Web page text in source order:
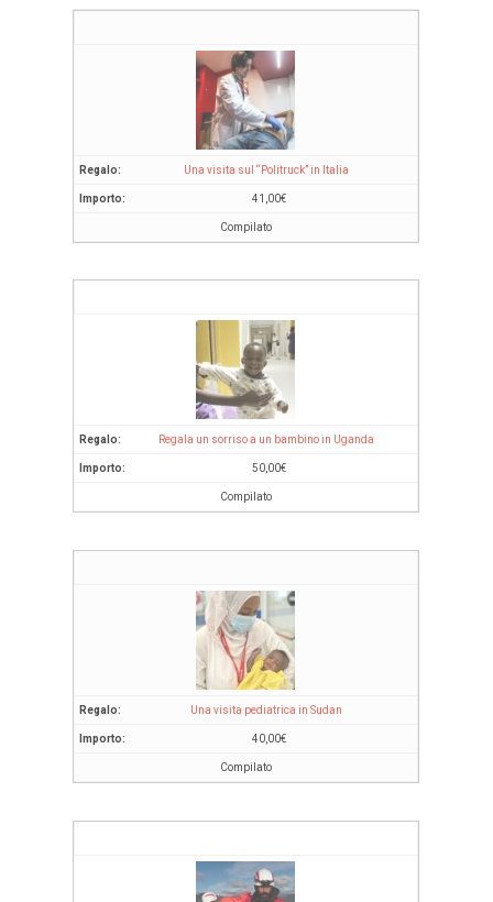
Una visita sul “Politruck” in Italia
41,00€
Compilato
Regala un sorriso a un bambino in Uganda
50,00€
Compilato
Una visita pediatrica in Sudan
40,00€
Compilato